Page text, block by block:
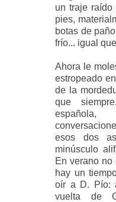
un traje raído
pies,
botas de
frío... igual
Ahora le
estropeado
de la
que
esos dos
minúsculo
En verano
hay un
oír a D. Pío:
vuelta de